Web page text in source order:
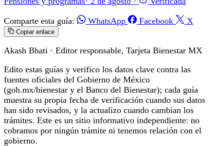
Comparte esta guía: WhatsApp Facebook X
Copiar enlace
Akash Bhati · Editor responsable, Tarjeta Bienestar MX
Edito estas guías y verifico los datos clave contra las
fuentes oficiales del Gobierno de México
(gob.mx/bienestar y el Banco del Bienestar); cada guía
muestra su propia fecha de verificación cuando sus datos
han sido revisados, y la actualizo cuando cambian los
trámites. Este es un sitio informativo independiente: no
cobramos por ningún trámite ni tenemos relación con el
gobierno.